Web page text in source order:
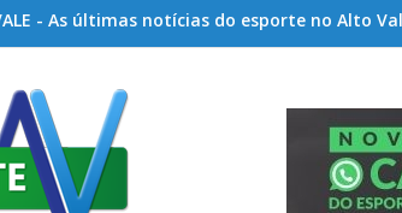
VALE - As últimas notícias do esporte no Alto